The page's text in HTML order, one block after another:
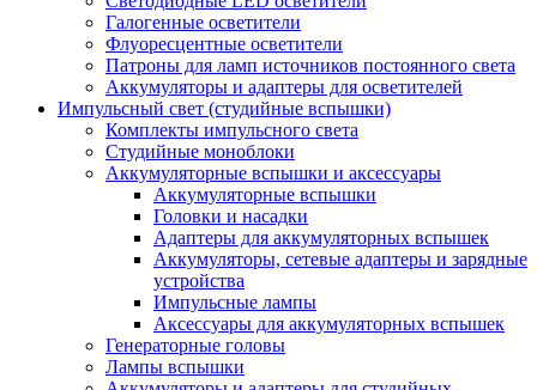
Галогенные осветители
Флуоресцентные осветители
Патроны для ламп источников постоянного света
Аккумуляторы и адаптеры для осветителей
Импульсный свет (студийные вспышки)
Комплекты импульсного света
Студийные моноблоки
Аккумуляторные вспышки и аксессуары
Аккумуляторные вспышки
Головки и насадки
Адаптеры для аккумуляторных вспышек
Аккумуляторы, сетевые адаптеры и зарядные
устройства
Импульсные лампы
Аксессуары для аккумуляторных вспышек
Генераторные головы
Лампы вспышки